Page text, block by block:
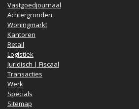
Vastgoedjournaal
Achtergronden
Woningmarkt
Kantoren
Retail
Logistiek
Juridisch | Fiscaal
Transacties
Werk
Specials
Sitemap